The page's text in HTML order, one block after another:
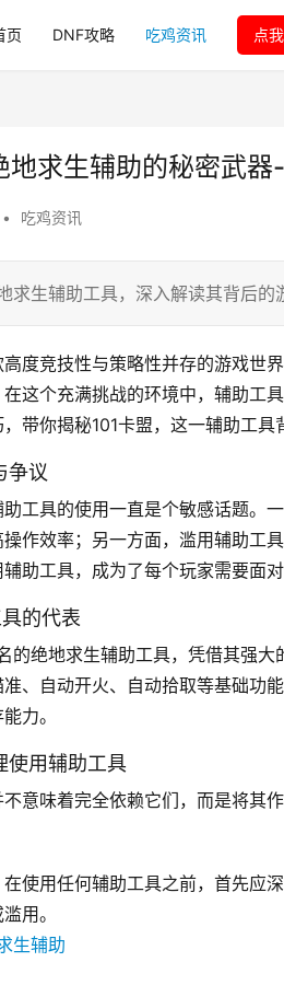
页 DNF攻略 吃鸡资讯 点
地求生辅助的秘密武
• 吃鸡资讯
求生辅助工具，深入解读其背后的
度竞技性与策略性并存的游戏世
这个充满挑战的环境中，辅助工
带你揭秘101卡盟，这一辅助工具
争议
工具的使用一直是个敏感话题。
作效率；另一方面，滥用辅助工
助工具，成为了每个玩家需要面对
的代表
的绝地求生辅助工具，凭借其强
、自动开火、自动拾取等基础功
力。
使用辅助工具
意味着完全依赖它们，而是将其
在使用任何辅助工具之前，首先应
用。